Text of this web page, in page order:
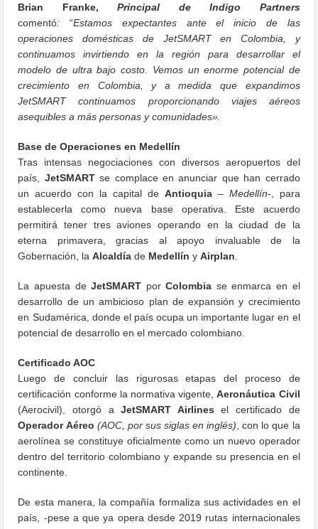
Brian Franke,Principal de Indigo Partners
comentó:“Estamos expectantes ante el inicio de las
operaciones domésticas de JetSMART en Colombia, y
continuamos invirtiendo en la región para desarrollar el
modelo de ultra bajo costo. Vemos un enorme potencial de
crecimiento en Colombia, y a medida que expandimos
JetSMART continuamos proporcionando viajes aéreos
asequibles a más personas y comunidades».
Base de Operaciones en Medellín
Tras intensas negociaciones con diversos aeropuertos del
país, JetSMARTse complace en anunciar que han cerrado
un acuerdo con la capital de Antioquia– Medellín-, para
establecerla como nueva base operativa. Este acuerdo
permitirá tener tres aviones operando en la ciudad de la
eterna primavera, gracias al apoyo invaluable de la
Gobernación, laAlcaldía de Medellín yAirplan
La apuesta deJetSMART porColombia se enmarca en el
desarrollo de un ambicioso plan de expansión y crecimiento
en Sudamérica, donde el país ocupa un importante lugar en el
potencial de desarrollo en el mercado colombiano.
Certificado AOC
Luego de concluir las rigurosas etapas del proceso de
certificación conforme la normativa vigente,Aeronáutica Civil
(Aerocivil), otorgó aJetSMART Airlines el certificado de
Operador Aéreo (AOC, por sus siglas en inglés) , con lo que la
aerolínea se constituye oficialmente como un nuevo operador
dentro del territorio colombiano y expande su presencia en el
continente.
De esta manera, la compañía formaliza sus actividades en el
país, -pese a que ya opera desde 2019 rutas internacionales